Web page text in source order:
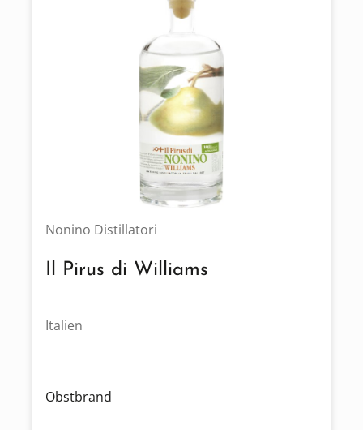
Nonino Distillatori
Il Pirus di Williams
Italien
Obstbrand